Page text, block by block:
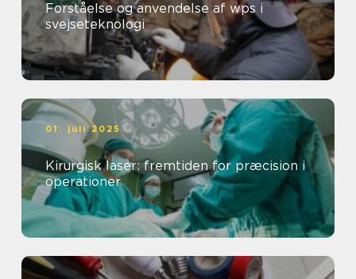
Forståelse og anvendelse af wps i
svejseteknologi
01. juli 2025
Kirurgisk laser: fremtiden for præcision i
operationer